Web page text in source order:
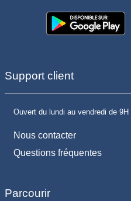
Support client
Ouvert du lundi au vendredi de
Nous contacter
Questions fréquentes
Parcourir